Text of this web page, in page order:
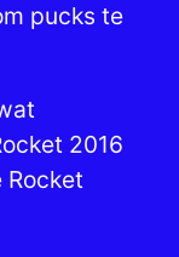
pucks te
2016
Rocket